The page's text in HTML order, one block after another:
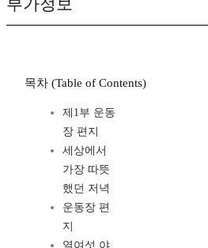
목차 (Table of Contents)
제1부 운동
장 편지
세상에서
가장 따뜻
했던 저녁
운동장 편
지
열여섯 야